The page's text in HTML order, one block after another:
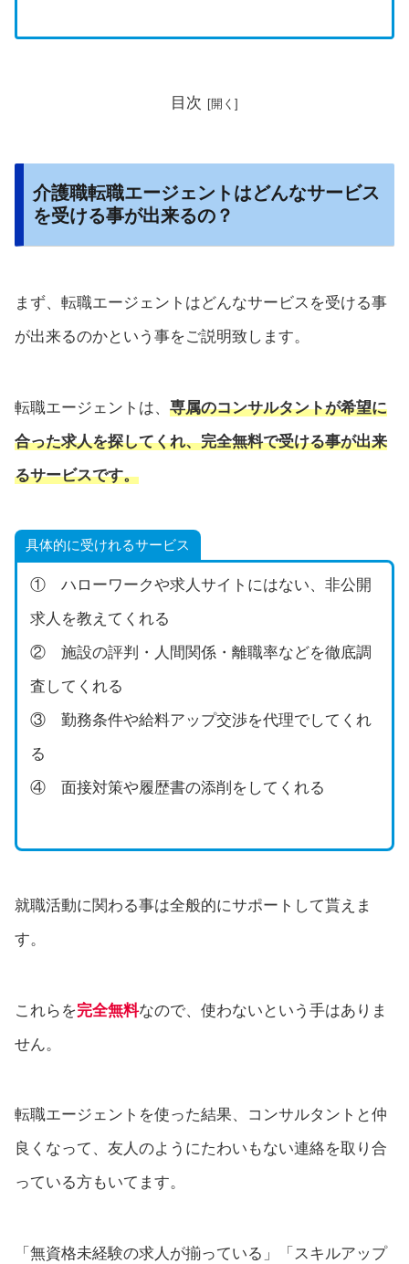
目次
介護職転職エージェントはどんなサービス
を受ける事が出来るの？
まず、転職エージェントはどんなサービスを受ける事
が出来るのかという事をご説明致します。
転職エージェントは、 専属のコンサルタントが希望に
合った求人を探してくれ、完全無料で受ける事が出来
るサービスです。
具体的に受けれるサービス
① ハローワークや求人サイトにはない、非公開
求人を教えてくれる
② 施設の評判・人間関係・離職率などを徹底調
査してくれる
③ 勤務条件や給料アップ交渉を代理でしてくれ
る
④ 面接対策や履歴書の添削をしてくれる
就職活動に関わる事は全般的にサポートして貰えま
す。
これらを完全無料なので、使わないという手はありま
せん。
転職エージェントを使った結果、コンサルタントと仲
良くなって、友人のようにたわいもない連絡を取り合
っている方もいてます。
「無資格未経験の求人が揃っている」「スキルアップ